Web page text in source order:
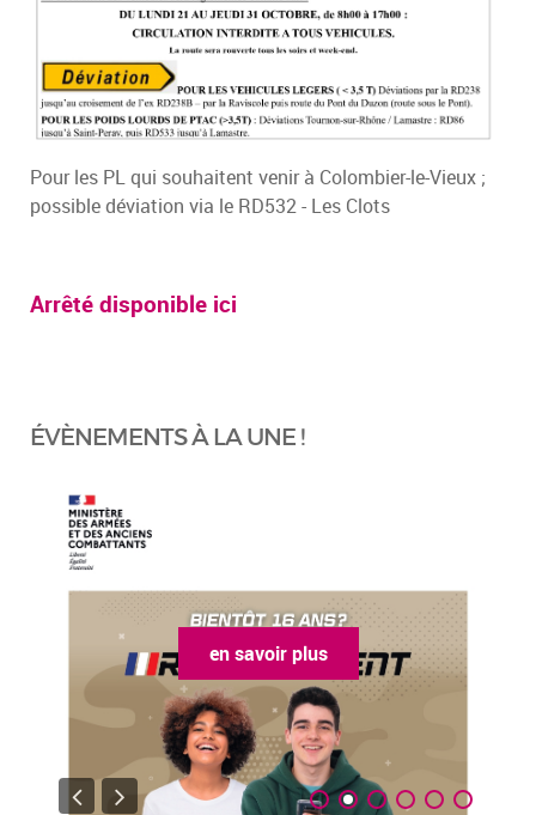
Pour les PL qui souhaitent venir à Colombier-le-Vieux ;
possible déviation via le RD532 - Les Clots
Arrêté disponible ici
ÉVÈNEMENTS À LA UNE !
en savoir plus